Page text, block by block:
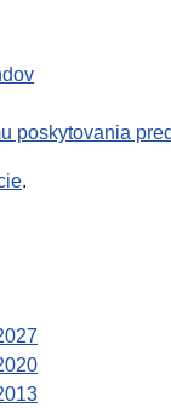
poskytovania
.